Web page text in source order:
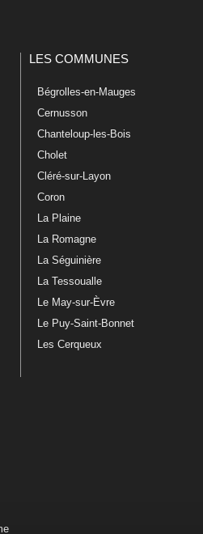
LES COMMUNES
Bégrolles-en-Mauges
Cernusson
Chanteloup-les-Bois
Cholet
Cléré-sur-Layon
Coron
La Plaine
La Romagne
La Séguinière
La Tessoualle
Le May-sur-Èvre
Le Puy-Saint-Bonnet
Les Cerqueux